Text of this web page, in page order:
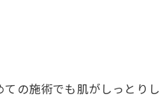
派美肌ケアを実現
はの優しい美肌アプローチ
の施術でも肌がしっとり